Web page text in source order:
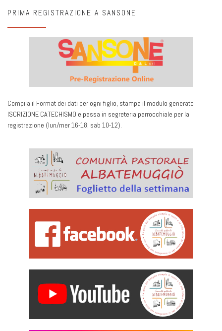
PRIMA REGISTRAZIONE A SANSONE
Compila il Format dei dati per ogni figlio, stampa il modulo generato
ISCRIZIONE CATECHISMO e passa in segreteria parrocchiale per la
registrazione (lun/mer 16-18; sab 10-12).